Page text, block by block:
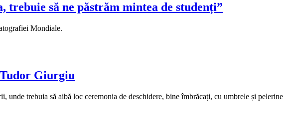
trebuie să ne păstrăm mintea de studenți”
Mondiale.
Giurgiu
trebuia să aibă loc ceremonia de deschidere, bine îmbrăcați, cu umbrele și pelerine